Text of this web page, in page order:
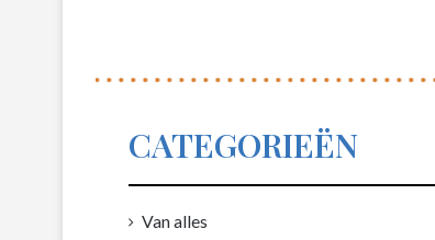
CATEGORIEËN
Van alles